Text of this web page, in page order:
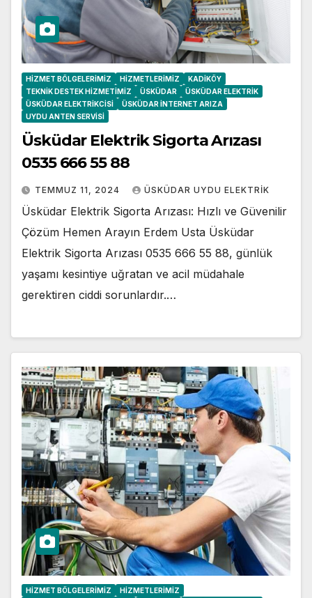
HIZMET BÖLGELERIMIZ HIZMETLERIMIZ
KADIKÖY
TEKNIK DESTEK HIZMETIMIZ
ÜSKÜDAR
ÜSKÜDAR ELEKTRIK
ÜSKÜDAR ELEKTRIKCISI
ÜSKÜDAR İNTERNET ARIZA
UYDU ANTEN SERVISI
Üsküdar Elektrik Sigorta Arızası
0535 666 55 88
TEMMUZ 11, 2024 ÜSKÜDAR UYDU ELEKTRIK
Üsküdar Elektrik Sigorta Arızası: Hızlı ve Güvenilir
Çözüm Hemen Arayın Erdem Usta Üsküdar
Elektrik Sigorta Arızası 0535 666 55 88, günlük
yaşamı kesintiye uğratan ve acil müdahale
gerektiren ciddi sorunlardır.…
HIZMET BÖLGELERIMIZ
HIZMETLERIMIZ